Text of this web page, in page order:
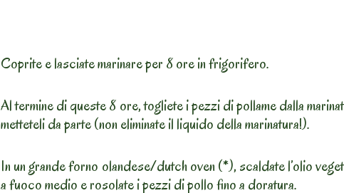
Coprite e lasciate marinare per 8 ore in frigorifero.
Al termine di queste 8 ore, togliete i pezzi di pollame dalla
metteteli da parte (non eliminate il liquido della marinatura!).
In un grande forno olandese/dutch oven (*), scaldate l’olio
a fuoco medio e rosolate i pezzi di pollo fino a doratura.